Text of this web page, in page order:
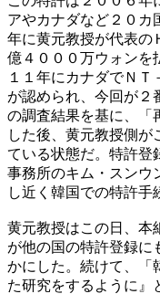
アやカナダなど２０カ
年に黄元教授が代表の
億４０００万ウォンを
１１年にカナダでＮ
が認められ、今回が２
の調査結果を基に、「
した後、黄元教授側が
ている状態だ。特許登
事務所のキム・スンウ
し近く韓国での特許手
黄元教授はこの日、本
が他の国の特許登録に
かにした。続けて、「
た研究をするように』